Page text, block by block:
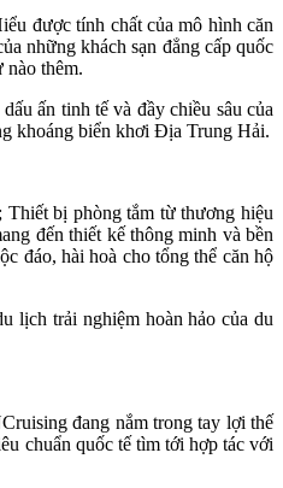
được tính chất của mô hình căn
những khách sạn đẳng cấp quốc
nào thêm.
ấn tinh tế và đầy chiều sâu của
khoáng biển khơi Địa Trung Hải.
bị phòng tắm từ thương hiệu
đến thiết kế thông minh và bền
đáo, hài hoà cho tổng thể căn hộ
lịch trải nghiệm hoàn hảo của du
đang nắm trong tay lợi thế
chuẩn quốc tế tìm tới hợp tác với